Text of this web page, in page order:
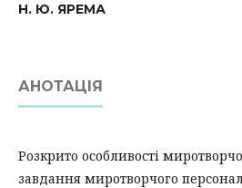
Н. Ю. ЯРЕМА
АНОТАЦІЯ
Розкрито особливості
завдання миротворчого